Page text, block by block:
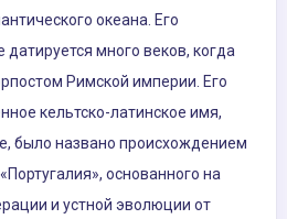
океана. Его
датируется много веков, когда
Римской империи. Его
кельтско-латинское имя,
было названо происхождением
основанного на
и устной эволюции от